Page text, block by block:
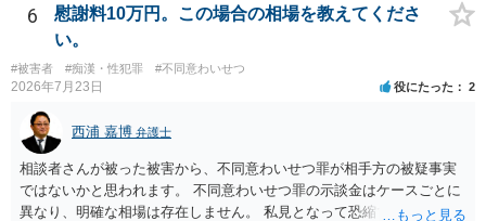
ます。 元の場所に戻したのは、前述の目的を遂行する関係上、ばれな
いように戻したと評価されることになるのではないかと思います。 防
犯カメラに写っているのがあなたなのかは不明ですが、極めて深刻な
事態になっているのは確かです。お早目にご両親などとも相談して、
弁護士を依頼の上、示談の方向で動かれるのがよろしいかと思いま
す。
6
慰謝料10万円。この場合の相場を教えてくださ
い。
#被害者 #痴漢・性犯罪 #不同意わいせつ
2026年7月23日 役にたった 2
西浦 嘉博 弁護士
相談者さんが被った被害から、不同意わいせつ罪が相手方の被疑事実
ではないかと思われます。 不同意わいせつ罪の示談金はケースごとに
異なり、明確な相場は存在しません。 私見となって恐縮ですが、一般